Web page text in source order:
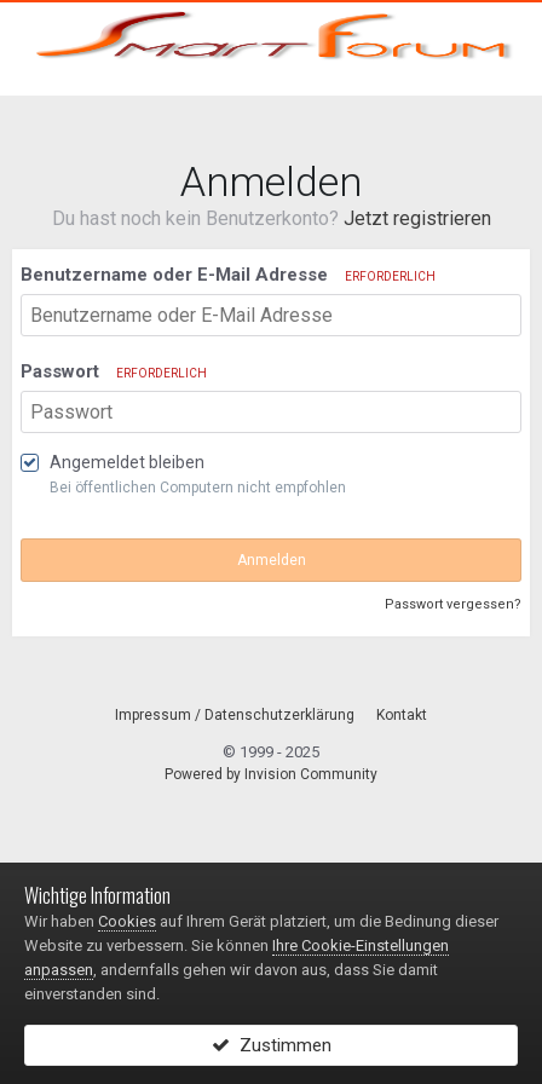
Anmelden
Du hast noch kein Benutzerkonto? Jetzt registrieren
Benutzername oder E-Mail Adresse ERFORDERLICH
Passwort ERFORDERLICH
Angemeldet bleiben
Bei öffentlichen Computern nicht empfohlen
Anmelden
Passwort vergessen?
Impressum / Datenschutzerklärung Kontakt
© 1999 - 2025
Powered by Invision Community
Wichtige Information
Wir haben Cookies auf Ihrem Gerät platziert, um die Bedinung dieser
Website zu verbessern. Sie können Ihre Cookie-Einstellungen
anpassen, andernfalls gehen wir davon aus, dass Sie damit
einverstanden sind.
Zustimmen